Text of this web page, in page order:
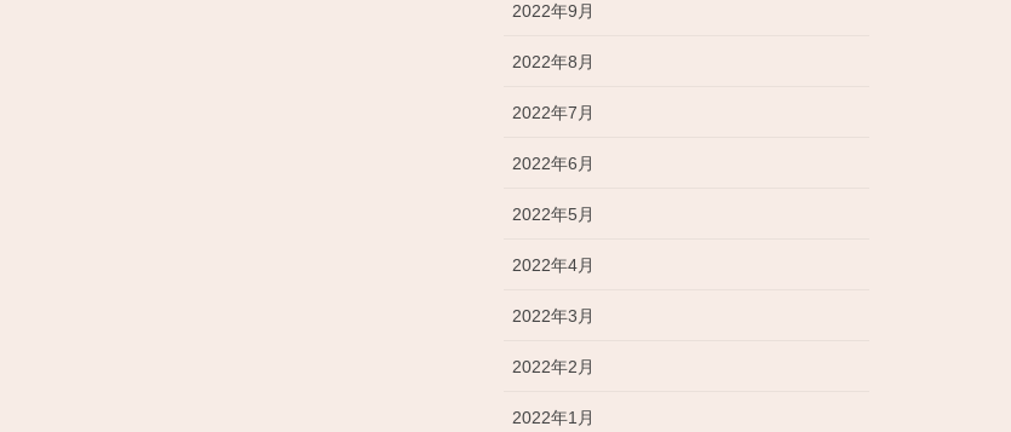
2022年9月
2022年8月
2022年7月
2022年6月
2022年5月
2022年4月
2022年3月
2022年2月
2022年1月